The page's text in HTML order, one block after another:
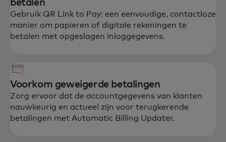
betalen
Gebruik QR Link to Pay: een eenvoudige, contactloze
manier om papieren of digitale rekeningen te
betalen met opgeslagen inloggegevens.
Voorkom geweigerde betalingen
Zorg ervoor dat de accountgegevens van klanten
nauwkeurig en actueel zijn voor terugkerende
betalingen met Automatic Billing Updater.